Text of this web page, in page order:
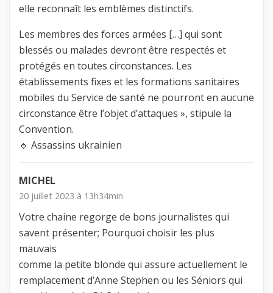
elle reconnaît les emblèmes distinctifs.
Les membres des forces armées […] qui sont
blessés ou malades devront être respectés et
protégés en toutes circonstances. Les
établissements fixes et les formations sanitaires
mobiles du Service de santé ne pourront en aucune
circonstance être l’objet d’attaques », stipule la
Convention.
🔹 Assassins ukrainien
MICHEL
20 juillet 2023 à 13h34min
Votre chaine regorge de bons journalistes qui
savent présenter; Pourquoi choisir les plus
mauvais
comme la petite blonde qui assure actuellement le
remplacement d’Anne Stephen ou les Séniors qui